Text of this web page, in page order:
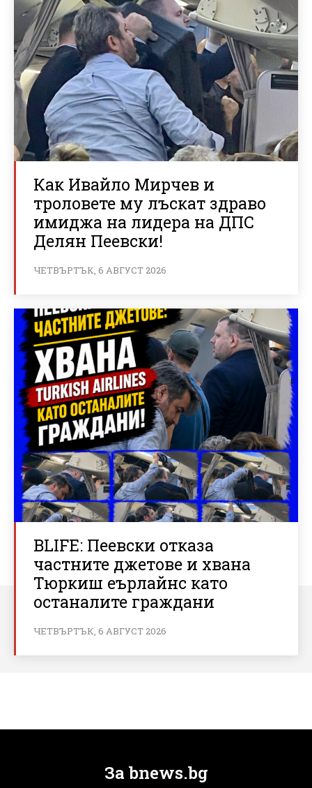
Как Ивайло Мирчев и
троловете му лъскат здраво
имиджа на лидера на ДПС
Делян Пеевски!
ЧЕТВЪРТЪК, 6 АВГУСТ 2026
BLIFE: Пеевски отказа
частните джетове и хвана
Тюркиш еърлайнс като
останалите граждани
ЧЕТВЪРТЪК, 6 АВГУСТ 2026
За bnews.bg